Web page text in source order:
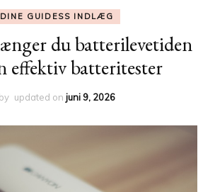
DINE GUIDESS INDLÆG
du batterilevetiden
effektiv batteritester
by updated on juni 9, 2026